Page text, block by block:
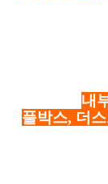
내
풀박스, 더